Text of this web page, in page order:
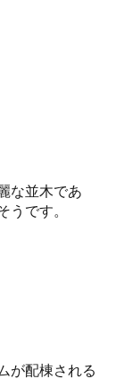
な並木であ
うです。
が配棟される